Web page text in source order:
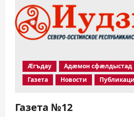
Æгъдау Адæмон сфæлдыстад
Газета
Новости
Газета №12